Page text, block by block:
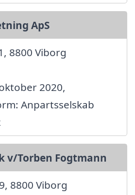
ApS
8800 Viborg
2020,
Anpartsselskab
v/Torben Fogtmann
8800 Viborg